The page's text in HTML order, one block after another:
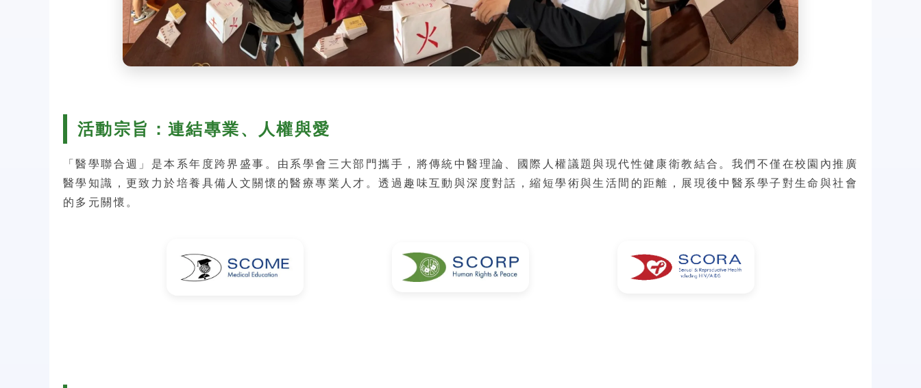
活動宗旨：連結專業、人權與愛
「醫學聯合週」是本系年度跨界盛事。由系學會三大部門攜手，將傳統中醫理論、國際人權議題與現代性健康衛教結合。我們不僅在校園內推廣
醫學知識，更致力於培養具備人文關懷的醫療專業人才。透過趣味互動與深度對話，縮短學術與生活間的距離，展現後中醫系學子對生命與社會
的多元關懷。